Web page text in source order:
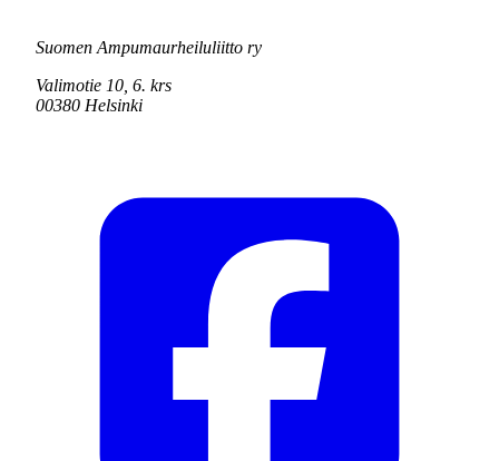
Suomen Ampumaurheiluliitto ry
Valimotie 10, 6. krs
00380 Helsinki